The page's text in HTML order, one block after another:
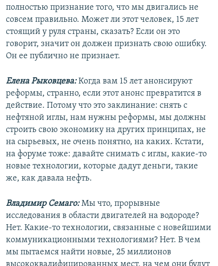
полностью признание того, что мы двигались не
совсем правильно. Может ли этот человек, 15 лет
стоящий у руля страны, сказать? Если он это
говорит, значит он должен признать свою ошибку.
Он ее публично не признает.
Елена Рыковцева:Когда вам 15 лет анонсируют
реформы, странно, если этот анонс превратится в
действие. Потому что это заклинание: снять с
нефтяной иглы, нам нужны реформы, мы должны
строить свою экономику на других принципах, не
на сырьевых, не очень понятно, на каких. Кстати,
на форуме тоже: давайте снимать с иглы, какие-то
новые технологии, которые дадут деньги, такие
же, как давала нефть.
Владимир Семаго:Мы что, прорывные
исследования в области двигателей на водороде?
Нет. Какие-то технологии, связанные с новейшими
коммуникационными технологиями? Нет. В чем
мы пытаемся найти новые, 25 миллионов